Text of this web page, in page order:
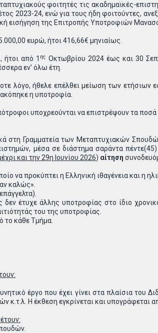
φοιτητές τις ακαδημαϊκές-
2023-24, ενώ για τους ήδη φοιτούντες,
εισήγηση της Επιτροπής Υποτροφιών
ευρώ, ήτοι 416,66€ μηνιαίως.
ήτοι από 1 ης Οκτωβρίου 2024 έως και 30
εν’ όλω έτη.
λόγο, ήθελε επέλθει μείωση των
η υποτροφία.
υποχρεούνται να επιστρέψουν τα
στη Γραμματεία των Μεταπτυχιακών
μέσα σε διάστημα σαράντα
και την 29η Ιουνίου 2026) αίτηση
να προκύπτει η Ελληνική ιθαγένεια και η
καλώς».
έτυχε άλλης υποτροφίας στο ίδιο
του της υποτροφίας.
το κάθε Τμήμα.
έργο που έχει γίνει στα πλαίσια του
κ.τ.λ. Η έκθεση εγκρίνεται και υπογράφεται